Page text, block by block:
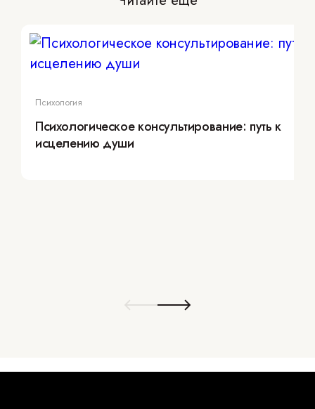
Психология
Психологическое консультирование: путь к
исцелению души